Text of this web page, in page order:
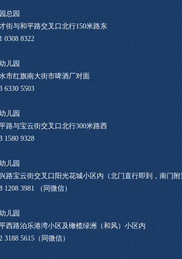
总园
街与和平路交叉口北行150米路东
0308 8322
儿园
市红旗南大街市啤酒厂对面
6330 5503
儿园
路与宝云街交叉口北行300米路西
1580 9328
儿园
路宝云街交叉口阳光花城小区内（北门直行即到，南门附
1208 3981 （同微信）
儿园
西路泊乐港湾小区及橄榄绿洲（和风）小区内
3188 5615（同微信）